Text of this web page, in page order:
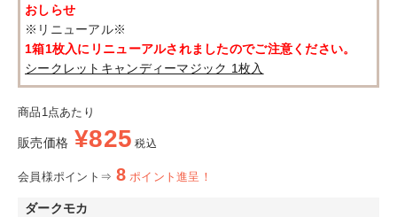
おしらせ
※リニューアル※
1箱1枚入にリニューアルされましたのでご注意ください。
シークレットキャンディーマジック 1枚入
商品1点あたり
販売価格 ¥825 税込
会員様ポイント⇒ 8 ポイント進呈！
ダークモカ